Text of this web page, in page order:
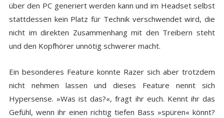
über den PC generiert werden kann und im Headset selbst
stattdessen kein Platz für Technik verschwendet wird, die
nicht im direkten Zusammenhang mit den Treibern steht
und den Kopfhörer unnötig schwerer macht.
Ein besonderes Feature konnte Razer sich aber trotzdem
nicht nehmen lassen und dieses Feature nennt sich
Hypersense. »Was ist das?«, fragt ihr euch. Kennt ihr das
Gefühl, wenn ihr einen richtig tiefen Bass »spüren« könnt?